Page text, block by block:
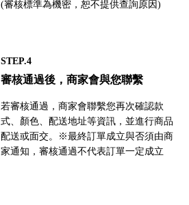
(審核標準為機密，恕不提供查詢原因)
STEP.4
審核通過後，商家會與您聯繫
若審核通過，商家會聯繫您再次確認款
式、顏色、配送地址等資訊，並進行商品
配送或面交。※最終訂單成立與否須由商
家通知，審核通過不代表訂單一定成立